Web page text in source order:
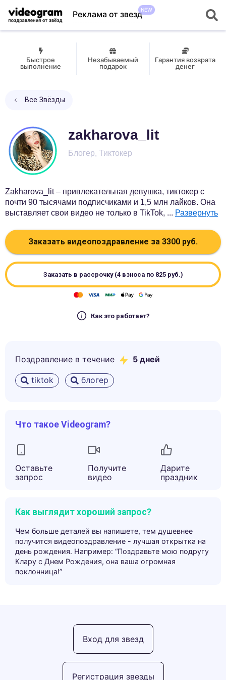
Реклама от звездNEW
Быстрое
выполнение
Незабываемый
подарок
Гарантия возврата
денег
Все Звёзды
zakharova_lit
Блогер, Тиктокер
Zakharova_lit – привлекательная девушка, тиктокер с
почти 90 тысячами подписчиками и 1,5 млн лайков. Она
выставляет свои видео не только в TikTok, ... Развернуть
Заказать видеопоздравление за 3300 руб.
Заказать в рассрочку (4 взноса по 825руб.)
Как это работает?
Поздравление в течение 5 дней
tiktok блогер
Что такое Videogram?
Оставьте
запрос
Получите
видео
Дарите
праздник
Как выглядит хороший запрос?
Чем больше деталей вы напишете, тем душевнее
получится видеопоздравление - лучшая открытка на
день рождения. Например: “Поздравьте мою подругу
Клару с Днем Рождения, она ваша огромная
поклонница!”
Регистрация звезды
Вход для звезд